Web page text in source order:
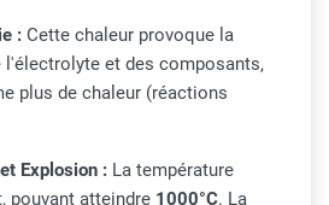
: Cette chaleur provoque la
et des composants,
plus de chaleur (réactions
Explosion : La température
pouvant atteindre 1000°C. La